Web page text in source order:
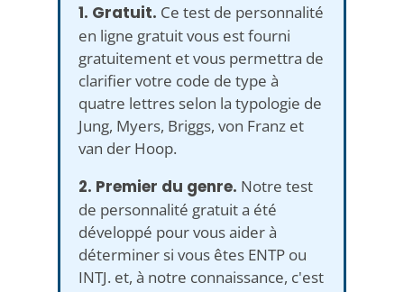
1. Gratuit. Ce test de personnalité
en ligne gratuit vous est fourni
gratuitement et vous permettra de
clarifier votre code de type à
quatre lettres selon la typologie de
Jung, Myers, Briggs, von Franz et
van der Hoop.
2. Premier du genre. Notre test
de personnalité gratuit a été
développé pour vous aider à
déterminer si vous êtes ENTP ou
INTJ. et, à notre connaissance, c'est